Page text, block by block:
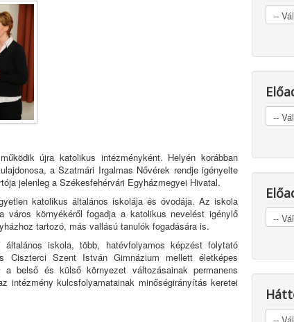
újra katolikus intézményként. Helyén korábban
a Szatmári Irgalmas Nővérek rendje igényelte
jelenleg a Székesfehérvári Egyházmegyei Hivatal.
katolikus általános iskolája és óvodája. Az iskola
környékéről fogadja a katolikus nevelést igénylő
tartozó, más vallású tanulók fogadására is.
iskola, több, hatévfolyamos képzést folytató
Ciszterci Szent István Gimnázium mellett életképes
a belső és külső környezet változásainak permanens
intézmény kulcsfolyamatainak minőségirányítás keretei